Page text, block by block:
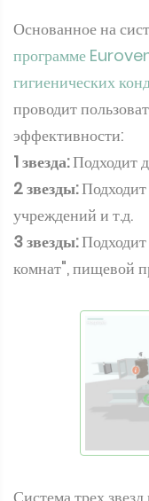
Основанное на
программе
гигиенических
проводит
эффективности:
1 звезда:Подходит
2 звезды:
учреждений и т.д.
3 звезды:
комнат", пищевой